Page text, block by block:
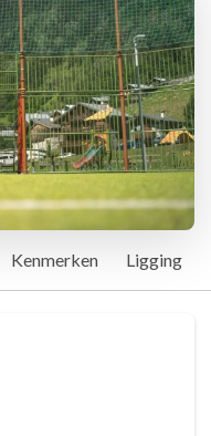
Kenmerken Ligging